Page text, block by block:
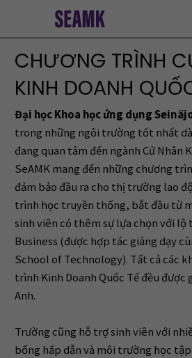
content
CHƯƠNG TRÌNH
KINH DOANH
Đại học Khoa học ứng dụng
trong những ngôi trường tốt nhất
đang quan tâm đến ngành Cử Nhân
SeAMK mang đến những chương
đảm bảo đầu ra cho thị trường lao
trình học truyền thống, bắt đầu từ
sinh viên có thêm sự lựa chọn với
Business (được hợp tác giảng dạy
School of Technology). Tất cả các
trình Kinh Doanh Quốc Tế đều được
Anh.
Trường cũng hỗ trợ sinh viên với
bổng hấp dẫn và môi trường học